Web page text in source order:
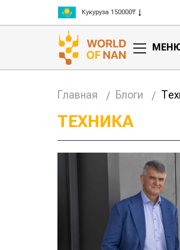
Кукуруза 150000₸
Рис 300000₸
Пшеница 3 класс 125000₸
Главная Блоги
ТЕХНИКА